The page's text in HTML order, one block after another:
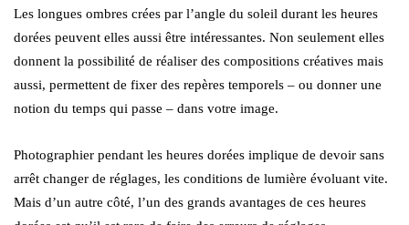
Les longues ombres crées par l’angle du soleil durant les heures
dorées peuvent elles aussi être intéressantes. Non seulement elles
donnent la possibilité de réaliser des compositions créatives mais
aussi, permettent de fixer des repères temporels – ou donner une
notion du temps qui passe – dans votre image.
Photographier pendant les heures dorées implique de devoir sans
arrêt changer de réglages, les conditions de lumière évoluant vite.
Mais d’un autre côté, l’un des grands avantages de ces heures